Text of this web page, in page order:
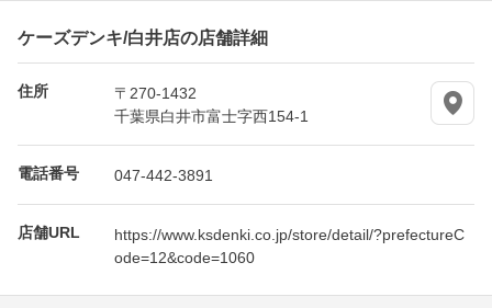
ケーズデンキ/白井店の店舗詳細
住所
〒270-1432
千葉県白井市富士字西154-1
電話番号 047-442-3891
店舗URL
https://www.ksdenki.co.jp/store/detail/?prefectureC
ode=12&code=1060